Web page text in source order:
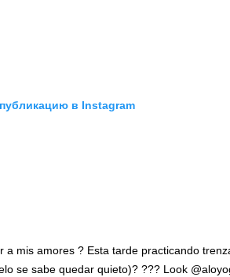
в Instagram
a mis amores ? Esta tarde practicando
se sabe quedar quieto)? ??? Look